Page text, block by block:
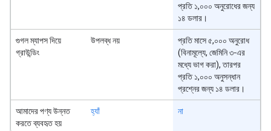
প্রতি ১,০০০ অনুরোধের জন্য
১৪ ডলার।
গুগল ম্যাপস দিয়ে
গ্রাউন্ডিং
উপলব্ধ নয়
প্রতি মাসে ৫,০০০ অনুরোধ
(বিনামূল্যে, জেমিনি ৩-এর
মধ্যে ভাগ করা), তারপর
প্রতি ১,০০০ অনুসন্ধান
প্রশ্নের জন্য ১৪ ডলার।
আমাদের পণ্য উন্নত
করতে ব্যবহৃত হয়
হ্যাঁ না